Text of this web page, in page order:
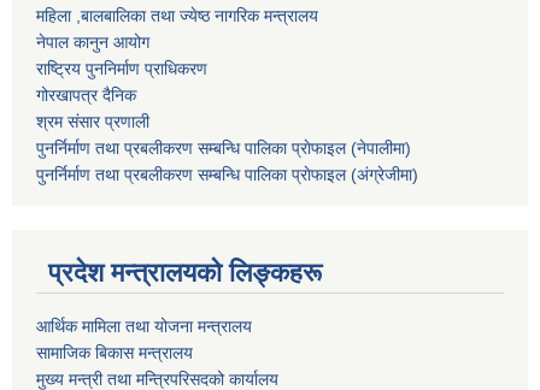
महिला ,बालबालिका तथा ज्येष्ठ नागरिक मन्त्रालय
नेपाल कानुन आयोग
राष्ट्रिय पुननिर्माण प्राधिकरण
गोरखापत्र दैनिक
श्रम संसार प्रणाली
पुनर्निर्माण तथा प्रबलीकरण सम्बन्धि पालिका प्राेफाइल (नेपालीमा)
पुनर्निर्माण तथा प्रबलीकरण सम्बन्धि पालिका प्राेफाइल(अंग्रेजीमा)
प्रदेश मन्त्रालयको लिङ्कहरू
आर्थिक मामिला तथा योजना मन्त्रालय
सामाजिक बिकास मन्त्रालय
मुख्य मन्त्री तथा मन्त्रिपरिसदको कार्यालय